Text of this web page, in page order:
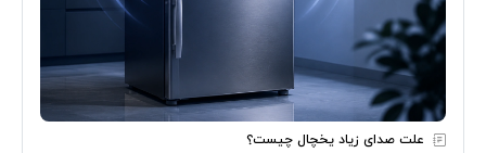
علت صدای زیاد یخچال چیست؟